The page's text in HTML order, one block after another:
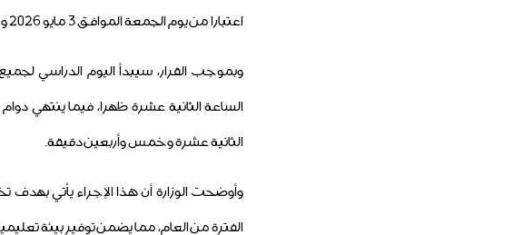
اعتبارا من يوم الجمعة الموافق 3 مايو 2026 وحتى يوم الاثنين الموافق 3 يونيو من العام ذاته.
وبموجب القرار، سيبدأ اليوم الدراسي
الساعة الثانية عشرة ظهرا، فيما ينتهي دوام
الثانية عشرة وخمس وأربعين دقيقة.
وأوضحت الوزارة أن هذا الإجراء يأتي بهدف
الفترة من العام، مما يضمن توفير بيئة